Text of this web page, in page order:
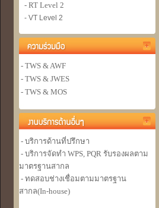
- RT Level 2
- VT Level 2
- TWS & AWF
- TWS & JWES
- TWS & MOS
- บริการด้านที่ปรึกษา
- บริการจัดทำ WPS, PQR รับรองผลตาม
มาตรฐานสากล
- ทดสอบช่างเชื่อมตามมาตรฐาน
สากล(In-house)